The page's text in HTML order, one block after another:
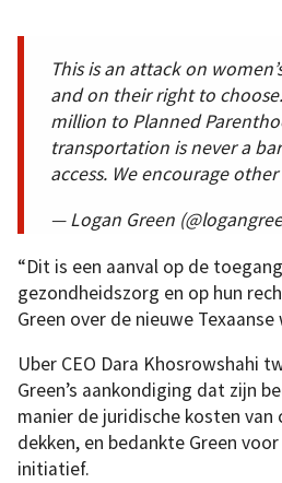
This is an attack on
and on their right to choose.
million to Planned
transportation is never a
access. We encourage
— Logan Green
“Dit is een aanval op de
gezondheidszorg en op hun
Green over de nieuwe Texaanse
Uber CEO Dara Khosrowshahi
Green’s aankondiging dat zijn
manier de juridische kosten van
dekken, en bedankte Green
initiatief.